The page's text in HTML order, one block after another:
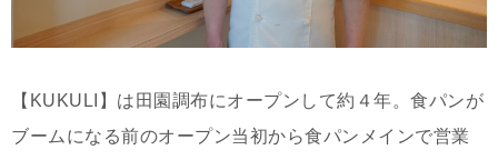
【KUKULI】は田園調布にオープンして約４年。食パンが
ブームになる前のオープン当初から食パンメインで営業